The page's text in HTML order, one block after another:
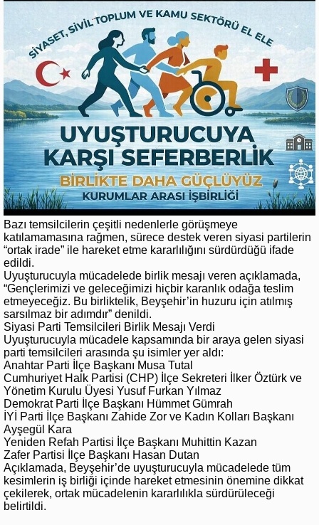
Bazı temsilcilerin çeşitli nedenlerle görüşmeye
katılamamasına rağmen, sürece destek veren siyasi partilerin
“ortak irade” ile hareket etme kararlılığını sürdürdüğü ifade
edildi.
Uyuşturucuyla mücadelede birlik mesajı veren açıklamada,
“Gençlerimizi ve geleceğimizi hiçbir karanlık odağa teslim
etmeyeceğiz. Bu birliktelik, Beyşehir’in huzuru için atılmış
sarsılmaz bir adımdır” denildi.
Siyasi Parti Temsilcileri Birlik Mesajı Verdi
Uyuşturucuyla mücadele kapsamında bir araya gelen siyasi
parti temsilcileri arasında şu isimler yer aldı:
Anahtar Parti İlçe Başkanı Musa Tutal
Cumhuriyet Halk Partisi (CHP) İlçe Sekreteri İlker Öztürk ve
Yönetim Kurulu Üyesi Yusuf Furkan Yılmaz
Demokrat Parti İlçe Başkanı Hümmet Gümrah
İYİ Parti İlçe Başkanı Zahide Zor ve Kadın Kolları Başkanı
Ayşegül Kara
Yeniden Refah Partisi İlçe Başkanı Muhittin Kazan
Zafer Partisi İlçe Başkanı Hasan Dutan
Açıklamada, Beyşehir’de uyuşturucuyla mücadelede tüm
kesimlerin iş birliği içinde hareket etmesinin önemine dikkat
çekilerek, ortak mücadelenin kararlılıkla sürdürüleceği
belirtildi.